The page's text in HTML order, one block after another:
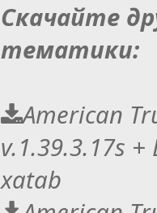
Скачайте
тематики:
American
v.1.39.3.17s +
xatab